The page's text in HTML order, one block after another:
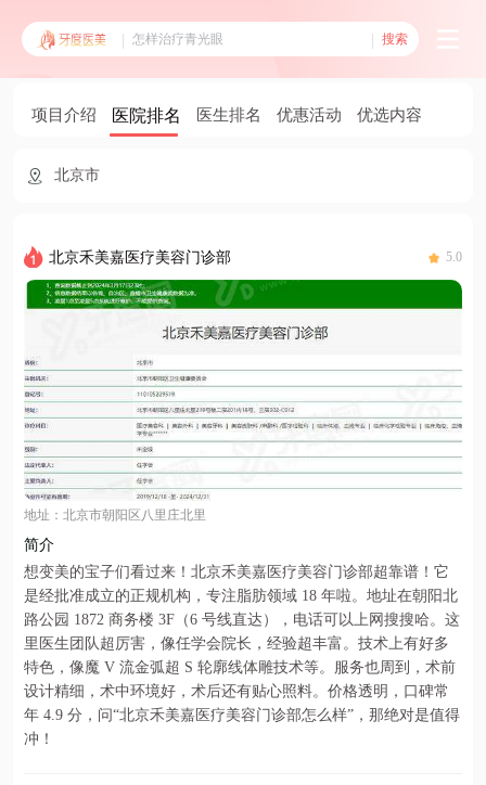
搜索
项目介绍 医院排名 医生排名 优惠活动 优选内容
北京市
北京禾美嘉医疗美容门诊部 5.0
地址：北京市朝阳区八里庄北里
简介
想变美的宝子们看过来！北京禾美嘉医疗美容门诊部超靠谱！它
是经批准成立的正规机构，专注脂肪领域 18 年啦。地址在朝阳北
路公园 1872 商务楼 3F（6 号线直达），电话可以上网搜搜哈。这
里医生团队超厉害，像任学会院长，经验超丰富。技术上有好多
特色，像魔 V 流金弧超 S 轮廓线体雕技术等。服务也周到，术前
设计精细，术中环境好，术后还有贴心照料。价格透明，口碑常
年 4.9 分，问“北京禾美嘉医疗美容门诊部怎么样”，那绝对是值得
冲！